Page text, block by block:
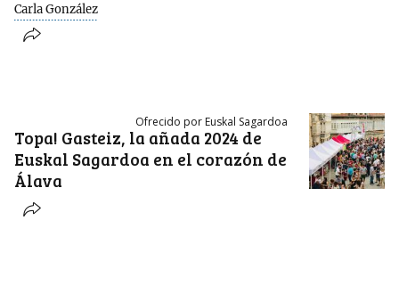
Carla González
Ofrecido por Euskal Sagardoa
Topa! Gasteiz, la añada 2024 de
Euskal Sagardoa en el corazón de
Álava